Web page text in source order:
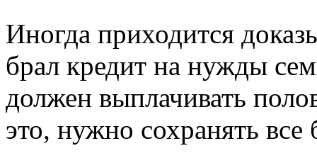
Иногда приходится
брал кредит на нужды
должен выплачивать
это, нужно сохранять